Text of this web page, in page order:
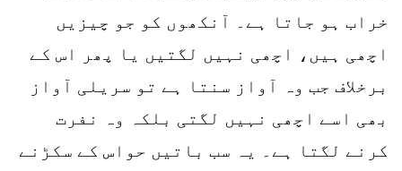
خراب ہو جاتا ہے۔ آنکھوں کو جو چیزیں
اچھی ہیں، اچھی نہیں لگتیں یا پھر اس کے
برخلاف جب وہ آواز سنتا ہے تو سریلی آواز
بھی اسے اچھی نہیں لگتی بلکہ وہ نفرت
کرنے لگتا ہے۔ یہ سب باتیں حواس کے سکڑنے